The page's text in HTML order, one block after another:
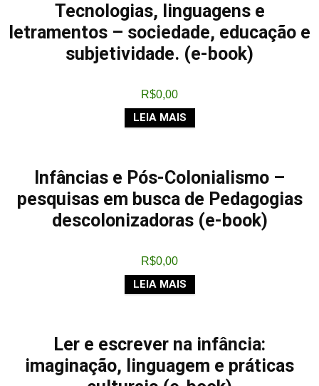
Tecnologias, linguagens e
letramentos – sociedade, educação e
subjetividade. (e-book)
R$0,00
LEIA MAIS
Infâncias e Pós-Colonialismo –
pesquisas em busca de Pedagogias
descolonizadoras (e-book)
R$0,00
LEIA MAIS
Ler e escrever na infância:
imaginação, linguagem e práticas